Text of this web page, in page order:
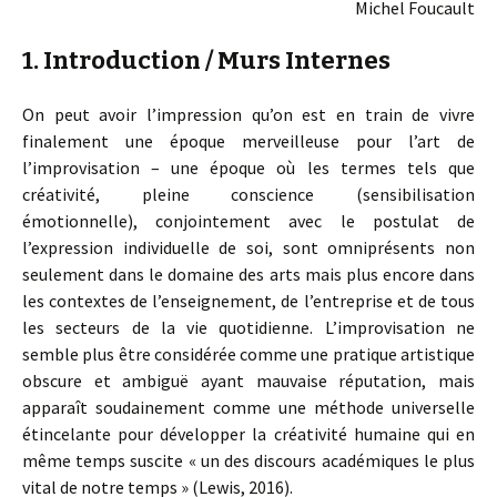
Michel Foucault
1. Introduction / Murs Internes
On peut avoir l’impression qu’on est en train de vivre
finalement une époque merveilleuse pour l’art de
l’improvisation – une époque où les termes tels que
créativité, pleine conscience (sensibilisation
émotionnelle), conjointement avec le postulat de
l’expression individuelle de soi, sont omniprésents non
seulement dans le domaine des arts mais plus encore dans
les contextes de l’enseignement, de l’entreprise et de tous
les secteurs de la vie quotidienne. L’improvisation ne
semble plus être considérée comme une pratique artistique
obscure et ambiguë ayant mauvaise réputation, mais
apparaît soudainement comme une méthode universelle
étincelante pour développer la créativité humaine qui en
même temps suscite « un des discours académiques le plus
vital de notre temps » (Lewis, 2016).